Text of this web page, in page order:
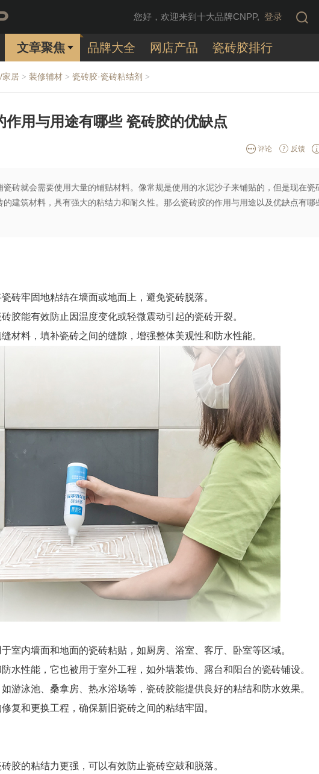
您好，欢迎来到十大品牌CNPP, 登录
文章聚焦 品牌大全 网店产品 瓷砖胶排行
家居 > 装修辅材 > 瓷砖胶·瓷砖粘结剂 >
作用与用途有哪些 瓷砖胶的优缺点
评论 反馈
砖就会需要使用大量的铺贴材料。像常规是使用的水泥沙子来铺贴的，但是现在瓷
建筑材料，具有强大的粘结力和耐久性。那么瓷砖胶的作用与用途以及优缺点有哪
砖牢固地粘结在墙面或地面上，避免瓷砖脱落。
胶能有效防止因温度变化或轻微震动引起的瓷砖开裂。
材料，填补瓷砖之间的缝隙，增强整体美观性和防水性能。
室内墙面和地面的瓷砖粘贴，如厨房、浴室、客厅、卧室等区域。
水性能，它也被用于室外工程，如外墙装饰、露台和阳台的瓷砖铺设。
游泳池、桑拿房、热水浴场等，瓷砖胶能提供良好的粘结和防水效果。
复和更换工程，确保新旧瓷砖之间的粘结牢固。
砖胶的粘结力更强，可以有效防止瓷砖空鼓和脱落。